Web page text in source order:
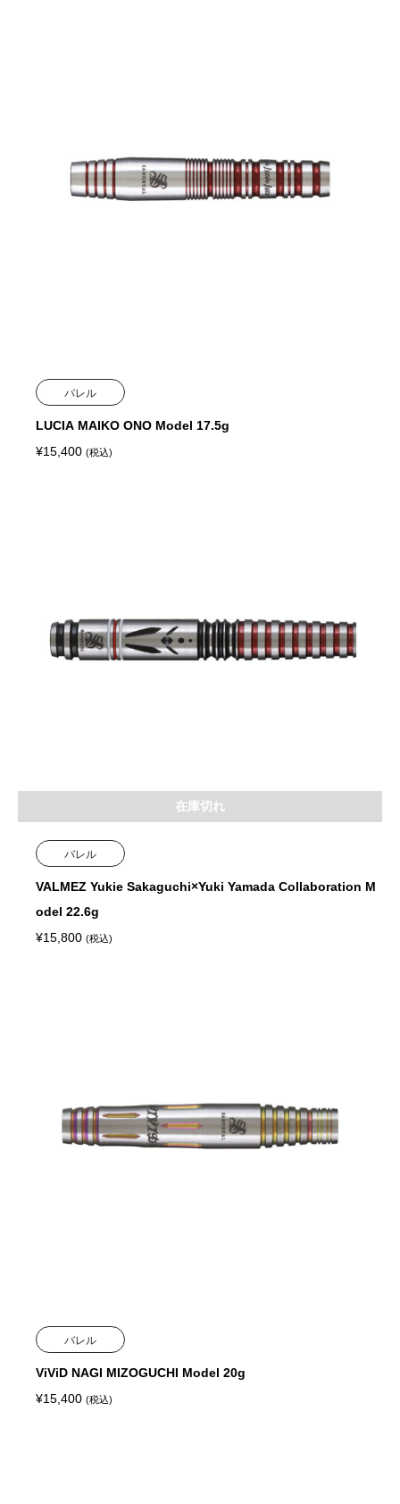
バレル
LUCIA MAIKO ONO Model 17.5g
¥15,400 (税込)
バレル
VALMEZ Yukie Sakaguchi×Yuki Yamada Collaboration M
odel 22.6g
¥15,800 (税込)
在庫切れ
バレル
ViViD NAGI MIZOGUCHI Model 20g
¥15,400 (税込)